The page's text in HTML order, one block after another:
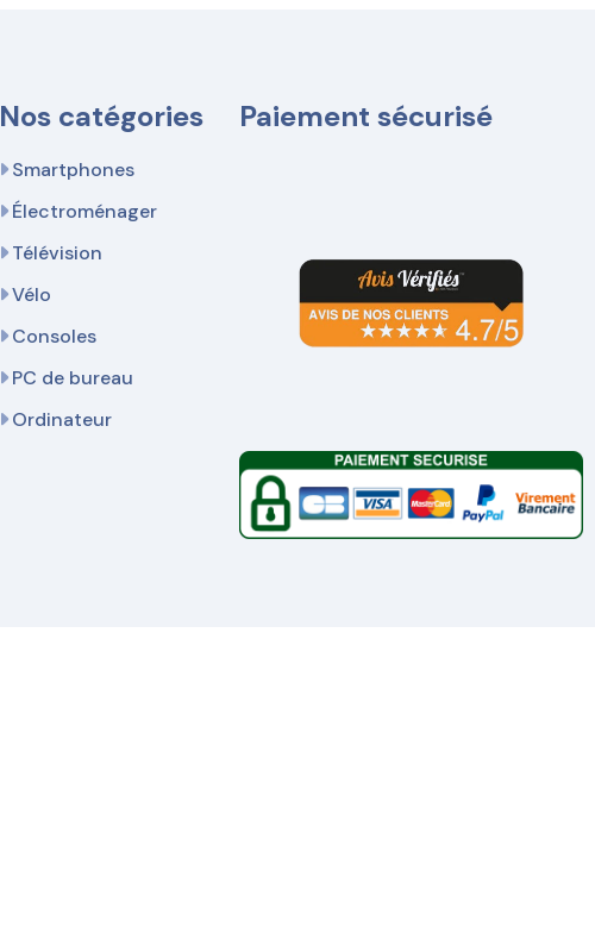
Nos catégories
Smartphones
Électroménager
Télévision
Vélo
Consoles
PC de bureau
Ordinateur
Paiement sécurisé